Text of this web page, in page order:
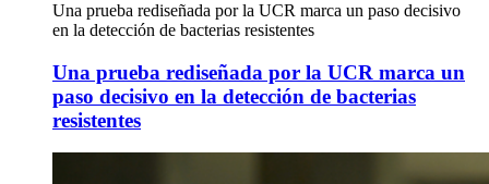
Una prueba rediseñada por la UCR marca un paso decisivo
en la detección de bacterias resistentes
Una prueba rediseñada por la UCR marca un
paso decisivo en la detección de bacterias
resistentes